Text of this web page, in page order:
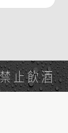
止飲酒